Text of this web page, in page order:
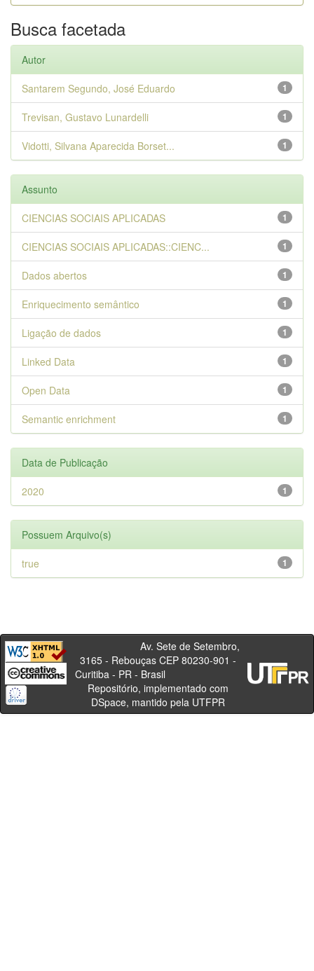
Busca facetada
Autor
1
Santarem Segundo, José Eduardo
1
Trevisan, Gustavo Lunardelli
1
Vidotti, Silvana Aparecida Borset...
Assunto
1
CIENCIAS SOCIAIS APLICADAS
1
CIENCIAS SOCIAIS APLICADAS::CIENC...
1
Dados abertos
1
Enriquecimento semântico
1
Ligação de dados
1
Linked Data
1
Open Data
1
Semantic enrichment
Data de Publicação
1
2020
Possuem Arquivo(s)
1
true
Av. Sete de Setembro,
3165 - Rebouças CEP 80230-901 -
Curitiba - PR - Brasil
Repositório, implementado com
DSpace, mantido pela UTFPR